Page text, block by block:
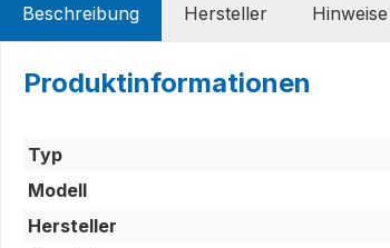
Beschreibung Hersteller Hinweise
Produktinformationen
Typ
Modell
Hersteller